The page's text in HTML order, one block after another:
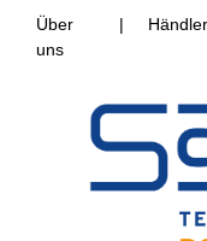
Über
uns
|